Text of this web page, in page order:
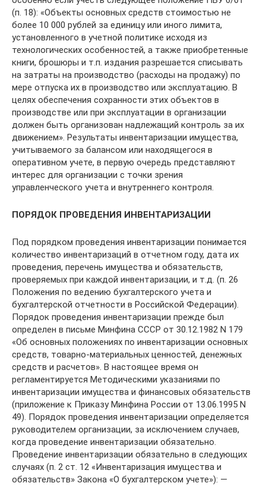
(п. 18): «Объекты основных средств стоимостью не
более 10 000 рублей за единицу или иного лимита,
установленного в учетной политике исходя из
технологических особенностей, а также приобретенные
книги, брошюры и т.п. издания разрешается списывать
на затраты на производство (расходы на продажу) по
мере отпуска их в производство или эксплуатацию. В
целях обеспечения сохранности этих объектов в
производстве или при эксплуатации в организации
должен быть организован надлежащий контроль за их
движением». Результаты инвентаризации имущества,
учитываемого за балансом или находящегося в
оперативном учете, в первую очередь представляют
интерес для организации с точки зрения
управленческого учета и внутреннего контроля.
ПОРЯДОК ПРОВЕДЕНИЯ ИНВЕНТАРИЗАЦИИ
Под порядком проведения инвентаризации понимается
количество инвентаризаций в отчетном году, дата их
проведения, перечень имущества и обязательств,
проверяемых при каждой инвентаризации, и т.д. (п. 26
Положения по ведению бухгалтерского учета и
бухгалтерской отчетности в Российской Федерации).
Порядок проведения инвентаризации прежде был
определен в письме Минфина СССР от 30.12.1982 N 179
«Об основных положениях по инвентаризации основных
средств, товарно-материальных ценностей, денежных
средств и расчетов». В настоящее время он
регламентируется Методическими указаниями по
инвентаризации имущества и финансовых обязательств
(приложение к Приказу Минфина России от 13.06.1995 N
49). Порядок проведения инвентаризации определяется
руководителем организации, за исключением случаев,
когда проведение инвентаризации обязательно.
Проведение инвентаризации обязательно в следующих
случаях (п. 2 ст. 12 «Инвентаризация имущества и
обязательств» Закона «О бухгалтерском учете»): —